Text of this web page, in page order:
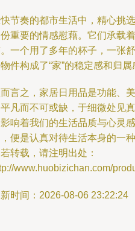
节奏的都市生活中，精心挑
重要的情感慰藉。它们承载
一个用了多年的杯子，一张
件构成了“家”的稳定感和归
言之，家居日用品是功能、
凡而不可或缺，于细微处见
响着我们的生活品质与心灵
便是认真对待生活本身的一种
转载，请注明出处：
www.huobizichan.com/
时间：2026-08-06 23:22:24